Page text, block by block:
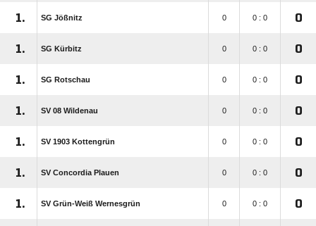
1. SG Jößnitz 0 0 : 0 0
1. SG Kürbitz 0 0 : 0 0
1. SG Rotschau 0 0 : 0 0
1. SV 08 Wildenau 0 0 : 0 0
1. SV 1903 Kottengrün 0 0 : 0 0
1. SV Concordia Plauen 0 0 : 0 0
1. SV Grün-Weiß Wernesgrün 0 0 : 0 0